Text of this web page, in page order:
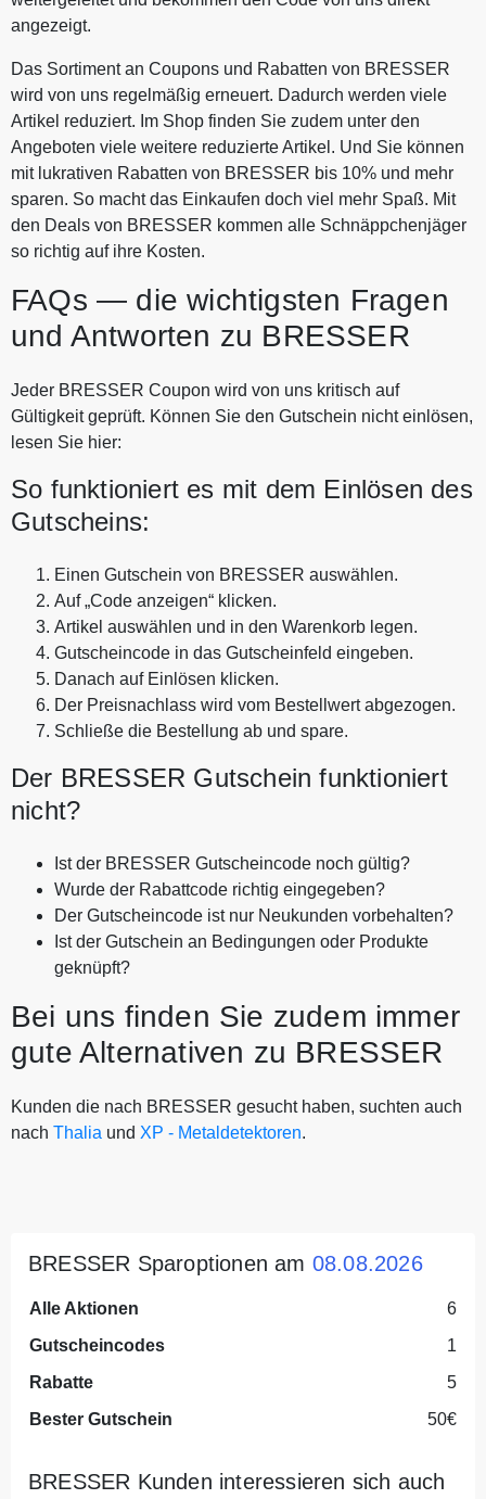
angezeigt.
Das Sortiment an Coupons und Rabatten von BRESSER
wird von uns regelmäßig erneuert. Dadurch werden viele
Artikel reduziert. Im Shop finden Sie zudem unter den
Angeboten viele weitere reduzierte Artikel. Und Sie können
mit lukrativen Rabatten von BRESSER bis 10% und mehr
sparen. So macht das Einkaufen doch viel mehr Spaß. Mit
den Deals von BRESSER kommen alle Schnäppchenjäger
so richtig auf ihre Kosten.
FAQs — die wichtigsten Fragen
und Antworten zu BRESSER
Jeder BRESSER Coupon wird von uns kritisch auf
Gültigkeit geprüft. Können Sie den Gutschein nicht einlösen,
lesen Sie hier:
So funktioniert es mit dem Einlösen des
Gutscheins:
Einen Gutschein von BRESSER auswählen.
Auf „Code anzeigen“ klicken.
Artikel auswählen und in den Warenkorb legen.
Gutscheincode in das Gutscheinfeld eingeben.
Danach auf Einlösen klicken.
Der Preisnachlass wird vom Bestellwert abgezogen.
Schließe die Bestellung ab und spare.
Der BRESSER Gutschein funktioniert
nicht?
Ist der BRESSER Gutscheincode noch gültig?
Wurde der Rabattcode richtig eingegeben?
Der Gutscheincode ist nur Neukunden vorbehalten?
Ist der Gutschein an Bedingungen oder Produkte
geknüpft?
Bei uns finden Sie zudem immer
gute Alternativen zu BRESSER
Kunden die nach BRESSER gesucht haben, suchten auch
nach Thalia und XP - Metaldetektoren.
BRESSER Sparoptionen am 08.08.2026
Alle Aktionen
6
Gutscheincodes
1
Rabatte
5
Bester Gutschein
50€
BRESSER Kunden interessieren sich auch